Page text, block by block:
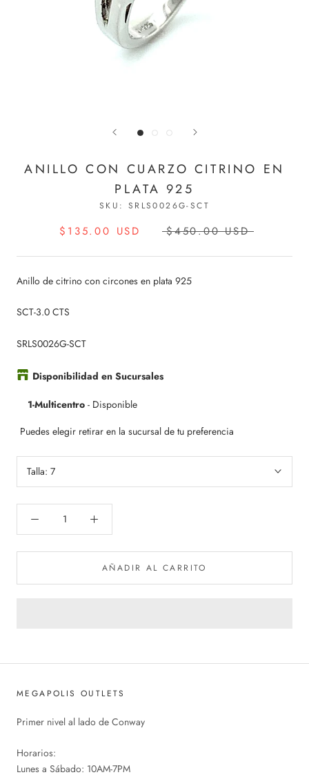
ANILLO CON CUARZO CITRINO EN
PLATA 925
SKU: SRLS0026G-SCT
$135.00 USD $450.00 USD
Anillo de citrino con circones en plata 925
SCT-3.0 CTS
SRLS0026G-SCT
Disponibilidad en Sucursales
1-Multicentro - Disponible
Puedes elegir retirar en la sucursal de tu preferencia
Talla: 7
AÑADIR AL CARRITO
MEGAPOLIS OUTLETS
Primer nivel al lado de Conway
Horarios:
Lunes a Sábado: 10AM-7PM